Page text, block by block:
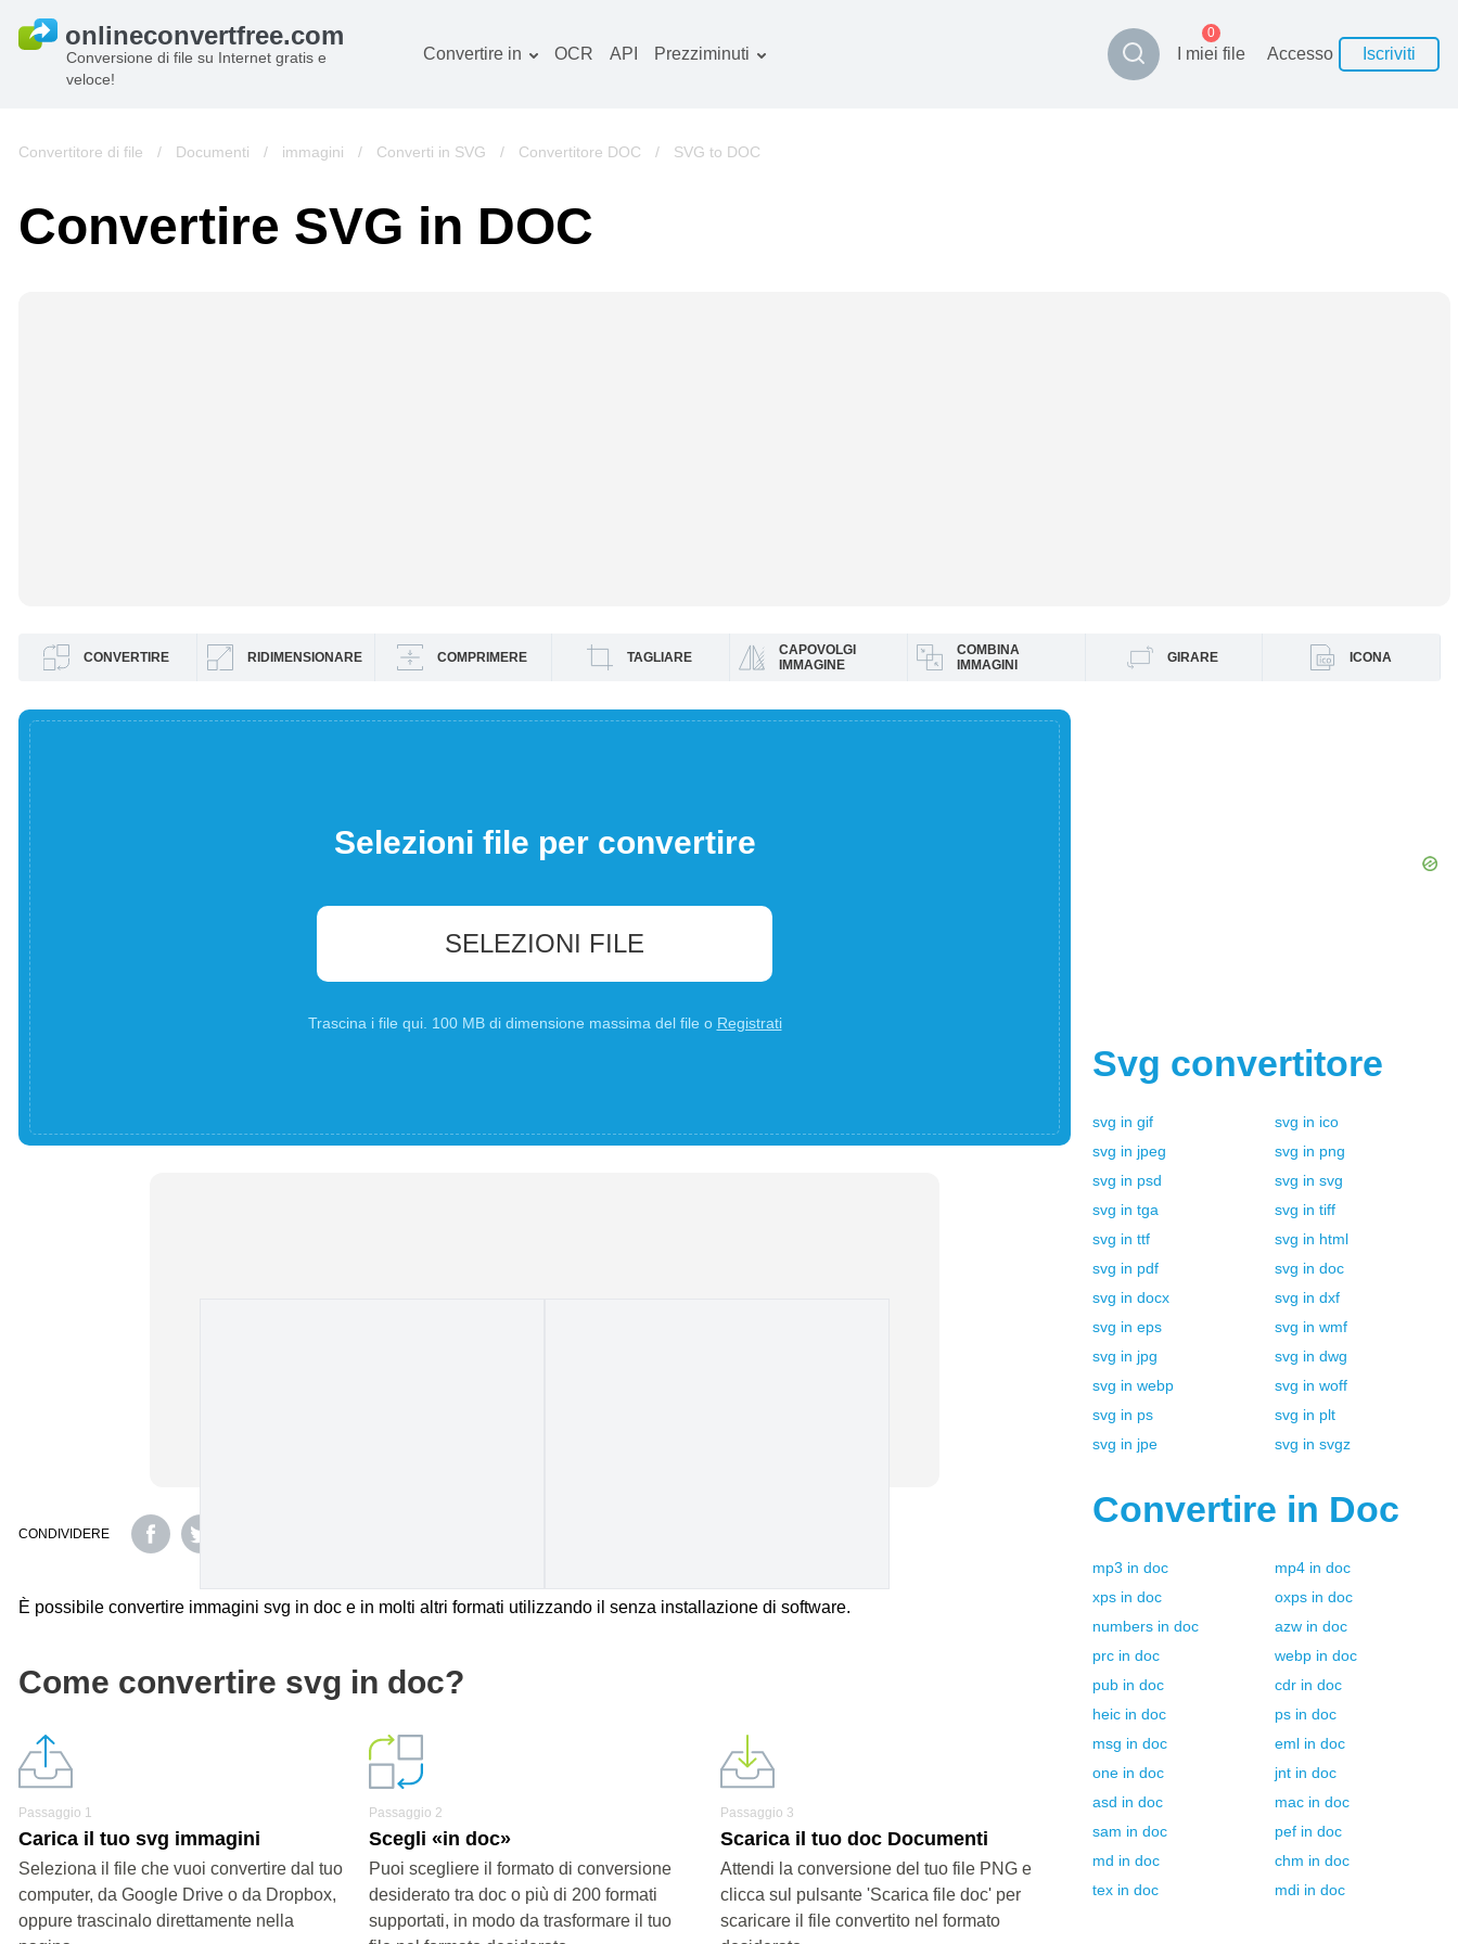
Conversione di file su Internet gratis e
veloce!
Convertire in
Immagine convertitore
Libri convertitore
OCR API Prezziminuti I miei file
0
Accesso Iscriviti
Convertitore di file / Documenti / immagini / Converti in SVG / Convertitore DOC / SVG to DOC
Convertire SVG in DOC
CONVERTIRE RIDIMENSIONARE COMPRIMERE TAGLIARE
CAPOVOLGI
IMMAGINE
COMBINA
IMMAGINI
GIRARE ICONA
Selezioni file per convertire
SELEZIONI FILE
Trascina i file qui. 100 MB di dimensione massima del file o Registrati
CONDIVIDERE
È possibile convertire immagini svg in doc e in molti altri formati utilizzando il senza installazione di software.
Come convertire svg in doc?
Passaggio 1
Carica il tuo svg immagini
Seleziona il file che vuoi convertire dal tuo
computer, da Google Drive o da Dropbox,
oppure trascinalo direttamente nella
Passaggio 2
Scegli «in doc»
Puoi scegliere il formato di conversione
desiderato tra doc o più di 200 formati
supportati, in modo da trasformare il tuo
Passaggio 3
Scarica il tuo doc Documenti
Attendi la conversione del tuo file PNG e
clicca sul pulsante 'Scarica file doc' per
scaricare il file convertito nel formato
Svg convertitore
svg in gif svg in ico
svg in jpeg svg in png
svg in psd svg in svg
svg in tga svg in tiff
svg in ttf svg in html
svg in pdf svg in doc
svg in docx svg in dxf
svg in eps svg in wmf
svg in jpg svg in dwg
svg in webp svg in woff
svg in ps svg in plt
svg in jpe svg in svgz
Convertire in Doc
mp3 in doc mp4 in doc
xps in doc oxps in doc
numbers in doc azw in doc
prc in doc webp in doc
pub in doc cdr in doc
heic in doc ps in doc
msg in doc eml in doc
one in doc jnt in doc
asd in doc mac in doc
sam in doc pef in doc
md in doc chm in doc
tex in doc mdi in doc